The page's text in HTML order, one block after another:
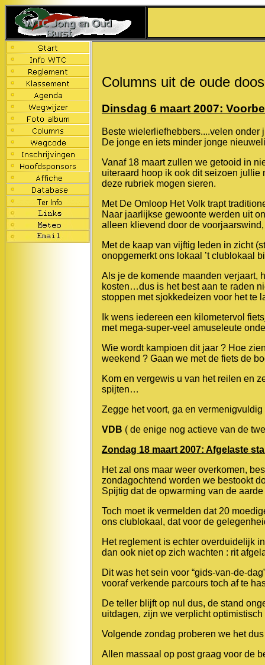
Columns uit de oude
Dinsdag 6 maart 2007:
Beste wielerliefhebbers....velen
De jonge en iets minder jonge
Vanaf 18 maart zullen we getooid in
uiteraard hoop ik ook dit seizoen
deze rubriek mogen sieren.
Met De Omloop Het Volk trapt
Naar jaarlijkse gewoonte werden uit
alleen klievend door de
Met de kaap van vijftig leden in zicht
onopgemerkt ons lokaal ’t clublokaal
Als je de komende maanden verjaart,
kosten…dus is het best aan te raden
stoppen met sjokkedeizen voor het te
Ik wens iedereen een kilometervol
met mega-super-veel amuseleute
Wie wordt kampioen dit jaar ? Hoe
weekend ? Gaan we met de fiets de
Kom en vergewis u van het reilen en
spijten…
Zegge het voort, ga en
VDB ( de enige nog actieve van de
Zondag 18 maart 2007: Afgelaste
Het zal ons maar weer overkomen,
zondagochtend worden we bestookt
Spijtig dat de opwarming van de
Toch moet ik vermelden dat 20
ons clublokaal, dat voor de
Het reglement is echter overduidelijk
dan ook niet op zich wachten : rit
Dit was het sein voor “gids-van-de-
vooraf verkende parcours toch af te
De teller blijft op nul dus, de stand
uitdagen, zijn we verplicht
Volgende zondag proberen we het
Allen massaal op post graag voor de